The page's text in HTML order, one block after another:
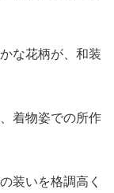
な花柄が、和装
着物姿での所作
装いを格調高く